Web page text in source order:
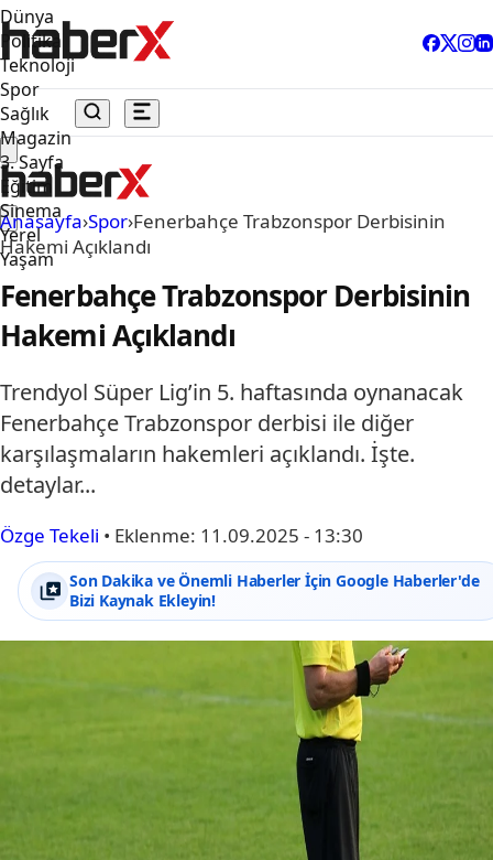
Dünya
Politika
Teknoloji
Spor
Sağlık
Magazin
3. Sayfa
Eğitim
Sinema
Yerel
Yaşam
Anasayfa›Spor›Fenerbahçe Trabzonspor Derbisinin
Hakemi Açıklandı
Fenerbahçe Trabzonspor Derbisinin
Hakemi Açıklandı
Trendyol Süper Lig’in 5. haftasında oynanacak
Fenerbahçe Trabzonspor derbisi ile diğer
karşılaşmaların hakemleri açıklandı. İşte.
detaylar...
Özge Tekeli • Eklenme: 11.09.2025 - 13:30
Son Dakika ve Önemli Haberler İçin Google Haberler'de
Bizi Kaynak Ekleyin!